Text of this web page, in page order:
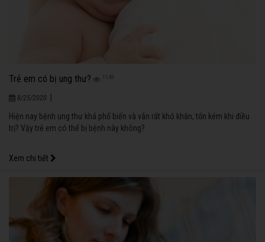
Trẻ em có bị ung thư? 1148
8/25/2020
Hiện nay bệnh ung thư khá phổ biến và vẫn rất khó khăn, tốn kém khi điều
trị? Vậy trẻ em có thể bị bệnh này không?
Xem chi tiết